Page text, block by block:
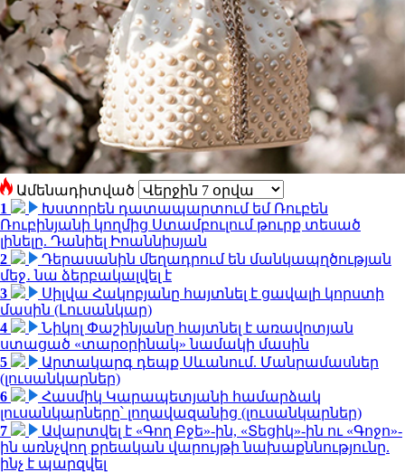
Ամենադիտված
1
Խստորեն դատապարտում եմ Ռուբեն
Ռուբինյանի կողմից Ստամբուլում թուրք տեսած
լինելը. Դանիել Իոաննիսյան
2
Դերասանին մեղադրում են մանկապղծության
մեջ․ նա ձերբակալվել է
3
Սիլվա Հակոբյանը հայտնել է ցավալի կորստի
մասին (Լուսանկար)
4
Նիկոլ Փաշինյանը հայտնել է առավոտյան
ստացած «տարօրինակ» նամակի մասին
5
Արտակարգ դեպք Սևանում. Մանրամասներ
(լուսանկարներ)
6
Հասմիկ Կարապետյանի համարձակ
լուսանկարները՝ լողավազանից (լուսանկարներ)
7
Ավարտվել է «Գող Բջե»-ին, «Տեցիկ»-ին ու «Գոջո»-
ին առնչվող քրեական վարույթի նախաքննությունը.
ինչ է պարզվել